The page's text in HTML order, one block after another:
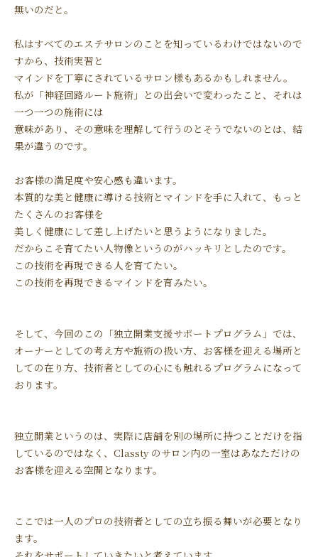
無いのだと。
私はすべてのエステサロンのことを知っているわけではないので
すから、技術実習と
マインドを丁寧にされているサロン様もあるかもしれません。
私が「神経回路ルート施術」との出会いで変わったこと、それは
一つ一つの施術には
意味があり、その意味を理解して行うのとそうでないのとは、結
果が違うのです。
お客様の満足度や安心感も違います。
本質的な美と健康に導ける技術とマインドを手に入れて、もっと
たくさんのお客様を
美しく健康にして差し上げたいと思うようになりました。
だからこそ育てたい人物像というのがハッキリとしたのです。
この技術を再現できる人を育てたい。
この技術を再現できるマインドを育みたい。
そして、今回のこの「独立開業支援サポートプログラム」では、
オーナーとしての考え方や施術の扱い方、お客様を迎える場所と
しての在り方、技術者としての心にも触れるプログラムになって
おります。
独立開業というのは、実際に店舗を別の場所に持つことだけを指
しているのではなく、Classty のサロン内の一室はあなただけの
お客様を迎える空間となります。
ここでは一人のプロの技術者としての立ち振る舞いが必要となり
ます。